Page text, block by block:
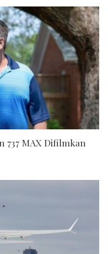
737 MAX Difilmkan